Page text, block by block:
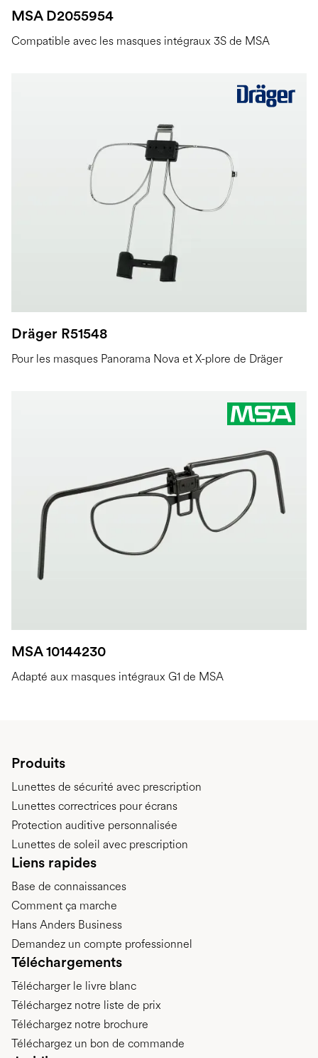
MSA D2055954
Compatible avec les masques intégraux 3S de MSA
Dräger R51548
Pour les masques Panorama Nova et X-plore de Dräger
MSA 10144230
Adapté aux masques intégraux G1 de MSA
Produits
Lunettes de sécurité avec prescription
Lunettes correctrices pour écrans
Protection auditive personnalisée
Lunettes de soleil avec prescription
Liens rapides
Base de connaissances
Comment ça marche
Hans Anders Business
Demandez un compte professionnel
Téléchargements
Télécharger le livre blanc
Téléchargez notre liste de prix
Téléchargez notre brochure
Téléchargez un bon de commande